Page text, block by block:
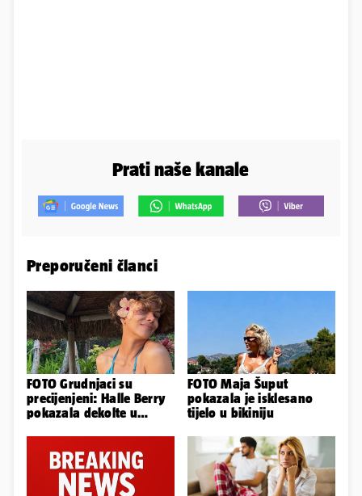
Prati naše kanale
Preporučeni članci
FOTO Grudnjaci su
precijenjeni: Halle Berry
pokazala dekolte u
FOTO Maja Šuput
pokazala je isklesano
tijelo u bikiniju